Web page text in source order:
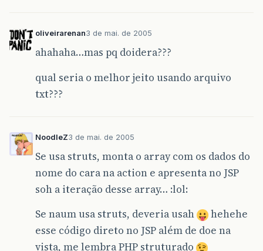
oliveirarenan3 de mai. de 2005
ahahaha…mas pq doidera???
qual seria o melhor jeito usando arquivo
txt???
NoodleZ3 de mai. de 2005
Se usa struts, monta o array com os dados do
nome do cara na action e apresenta no JSP
soh a iteração desse array… :lol:
Se naum usa struts, deveria usah
hehehe
esse código direto no JSP além de doe na
vista, me lembra PHP struturado